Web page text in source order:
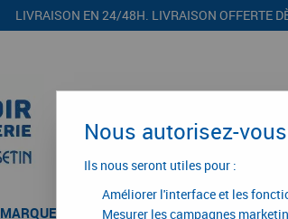
LIVRAISON EN 24/48H. LIVRAISON OFFERTE
MARQUES CONFIGURATEURS
Nous autorisez-
Ils nous seront utiles pour :
Améliorer l'interface et les
Mesurer les campagnes